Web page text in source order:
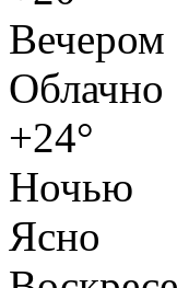
Вечером
Облачно
+24°
Ночью
Ясно